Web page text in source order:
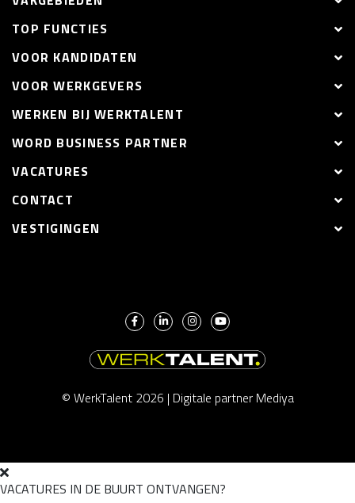
TOP FUNCTIES
VOOR KANDIDATEN
VOOR WERKGEVERS
WERKEN BIJ WERKTALENT
WORD BUSINESS PARTNER
VACATURES
CONTACT
VESTIGINGEN
© WerkTalent 2026 | Digitale partner Mediya
VACATURES IN DE BUURT ONTVANGEN?